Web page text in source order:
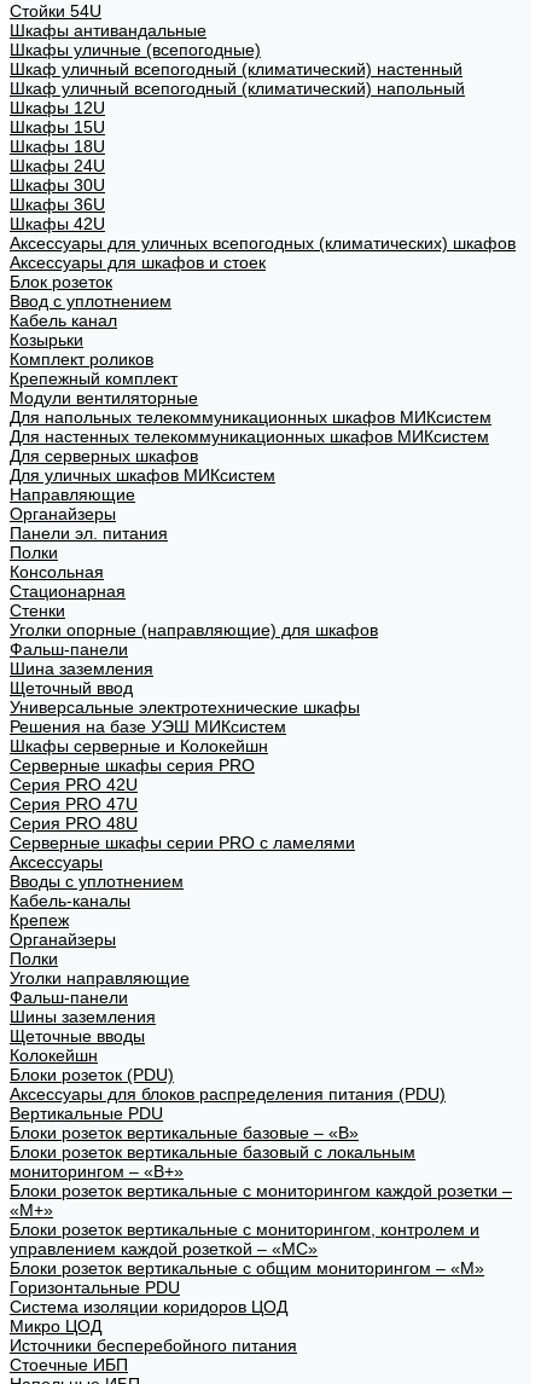
Стойки 54U
Шкафы антивандальные
Шкафы уличные (всепогодные)
Шкаф уличный всепогодный (климатический) настенный
Шкаф уличный всепогодный (климатический) напольный
Шкафы 12U
Шкафы 15U
Шкафы 18U
Шкафы 24U
Шкафы 30U
Шкафы 36U
Шкафы 42U
Аксессуары для уличных всепогодных (климатических) шкафов
Аксессуары для шкафов и стоек
Блок розеток
Ввод с уплотнением
Кабель канал
Козырьки
Комплект роликов
Крепежный комплект
Модули вентиляторные
Для напольных телекоммуникационных шкафов МИКсистем
Для настенных телекоммуникационных шкафов МИКсистем
Для серверных шкафов
Для уличных шкафов МИКсистем
Направляющие
Органайзеры
Панели эл. питания
Полки
Консольная
Стационарная
Стенки
Уголки опорные (направляющие) для шкафов
Фальш-панели
Шина заземления
Щеточный ввод
Универсальные электротехнические шкафы
Решения на базе УЭШ МИКсистем
Шкафы серверные и Колокейшн
Серверные шкафы серия PRO
Серия PRO 42U
Серия PRO 47U
Серия PRO 48U
Серверные шкафы серии PRO с ламелями
Аксессуары
Вводы с уплотнением
Кабель-каналы
Крепеж
Органайзеры
Полки
Уголки направляющие
Фальш-панели
Шины заземления
Щеточные вводы
Колокейшн
Блоки розеток (PDU)
Аксессуары для блоков распределения питания (PDU)
Вертикальные PDU
Блоки розеток вертикальные базовые – «В»
Блоки розеток вертикальные базовый с локальным
мониторингом – «В+»
Блоки розеток вертикальные с мониторингом каждой розетки –
«М+»
Блоки розеток вертикальные с мониторингом, контролем и
управлением каждой розеткой – «МС»
Блоки розеток вертикальные с общим мониторингом – «М»
Горизонтальные PDU
Система изоляции коридоров ЦОД
Микро ЦОД
Источники бесперебойного питания
Стоечные ИБП